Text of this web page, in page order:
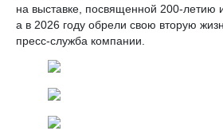
на выставке, посвященной 200-летию
а в 2026 году обрели свою вторую
пресс-служба компании.